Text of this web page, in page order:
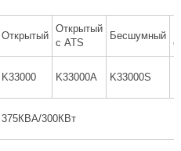
Открытый
Открытый
с ATS
Бесшумный
с
K33000 K33000A K33000S
375КВА/300КВт